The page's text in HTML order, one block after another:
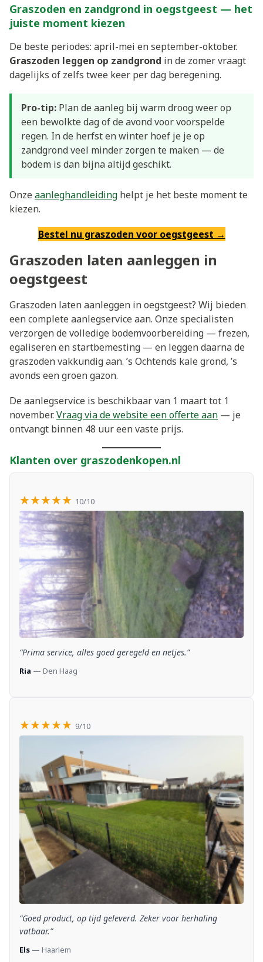
Graszoden en zandgrond in oegstgeest — het
juiste moment kiezen
De beste periodes: april-mei en september-oktober.
Graszoden leggen op zandgrond in de zomer vraagt
dagelijks of zelfs twee keer per dag beregening.
Pro-tip: Plan de aanleg bij warm droog weer op
een bewolkte dag of de avond voor voorspelde
regen. In de herfst en winter hoef je je op
zandgrond veel minder zorgen te maken — de
bodem is dan bijna altijd geschikt.
Onzeaanleghandleiding helpt je het beste moment te
kiezen.
Bestel nu graszoden voor oegstgeest →
Graszoden laten aanleggen in
oegstgeest
Graszoden laten aanleggen in oegstgeest? Wij bieden
een complete aanlegservice aan. Onze specialisten
verzorgen de volledige bodemvoorbereiding — frezen,
egaliseren en startbemesting — en leggen daarna de
graszoden vakkundig aan. ’s Ochtends kale grond, ’s
avonds een groen gazon.
De aanlegservice is beschikbaar van 1 maart tot 1
november.Vraag via de website een offerte aan — je
ontvangt binnen 48 uur een vaste prijs.
Klanten over graszodenkopen.nl
★★★★★ 10/10
“Prima service, alles goed geregeld en netjes.”
Ria — Den Haag
★★★★★ 9/10
“Goed product, op tijd geleverd. Zeker voor herhaling
vatbaar.”
Els — Haarlem